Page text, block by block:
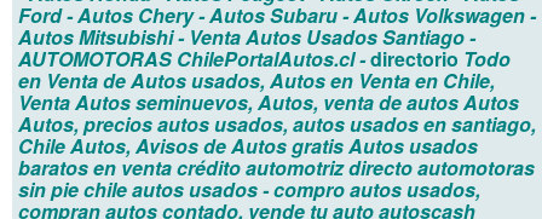
Ford- Autos Chery- Autos Subaru- Autos Volkswagen-
Autos Mitsubishi- Venta Autos Usados Santiago-
AUTOMOTORAS ChilePortalAutos.cl-directorio Todo
en Venta de Autos usados, Autos en Venta en Chile,
Venta Autos seminuevos, Autos, venta de autos Autos
Autos, precios autos usados, autos usados en santiago,
Chile Autos, Avisos de Autos gratisAutos usados
baratos en ventacrédito automotriz directo automotoras
sin piechile autos usados -compro autos usados,
compran autos contado, vende tu auto autoscash